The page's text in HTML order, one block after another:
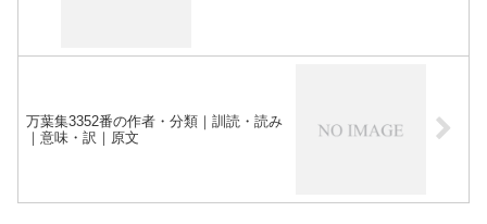
万葉集3352番の作者・分類｜訓読・読み
｜意味・訳｜原文